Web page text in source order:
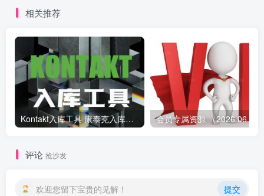
相关推荐
Kontakt入库工具 康泰克入库教程
评论 抢沙发
欢迎您留下宝贵的见解！ 提交